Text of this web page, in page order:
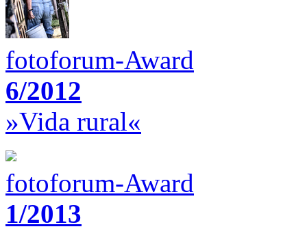
fotoforum-Award
6/2012
»Vida rural«
fotoforum-Award
1/2013